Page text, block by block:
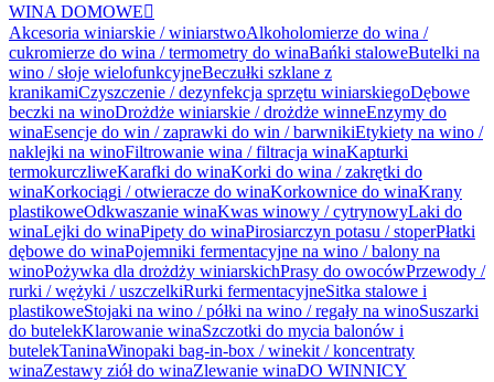
WINA DOMOWE
Akcesoria winiarskie / winiarstwoAlkoholomierze do wina /
cukromierze do wina / termometry do winaBańki staloweButelki na
wino / słoje wielofunkcyjneBeczułki szklane z
kranikamiCzyszczenie / dezynfekcja sprzętu winiarskiegoDębowe
beczki na winoDrożdże winiarskie / drożdże winneEnzymy do
winaEsencje do win / zaprawki do win / barwnikiEtykiety na wino /
naklejki na winoFiltrowanie wina / filtracja winaKapturki
termokurczliweKarafki do winaKorki do wina / zakrętki do
winaKorkociągi / otwieracze do winaKorkownice do winaKrany
plastikoweOdkwaszanie winaKwas winowy / cytrynowyLaki do
winaLejki do winaPipety do winaPirosiarczyn potasu / stoperPłatki
dębowe do winaPojemniki fermentacyjne na wino / balony na
winoPożywka dla drożdży winiarskichPrasy do owocówPrzewody /
rurki / wężyki / uszczelkiRurki fermentacyjneSitka stalowe i
plastikoweStojaki na wino / półki na wino / regały na winoSuszarki
do butelekKlarowanie winaSzczotki do mycia balonów i
butelekTaninaWinopaki bag-in-box / winekit / koncentraty
winaZestawy ziół do winaZlewanie winaDO WINNICY